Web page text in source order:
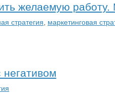
желаемую
стратегия маркетинговая